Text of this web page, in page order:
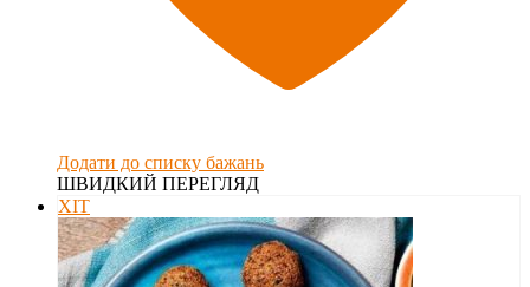
Додати до списку бажань
ШВИДКИЙ ПЕРЕГЛЯД
ХІТ